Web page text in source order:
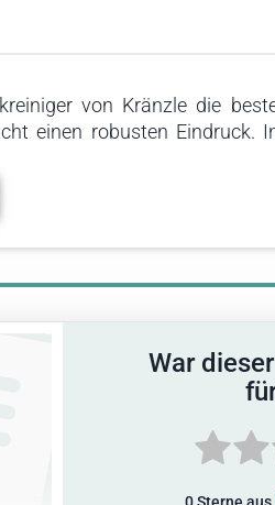
von Kränzle die
einen robusten Eindruck.
War